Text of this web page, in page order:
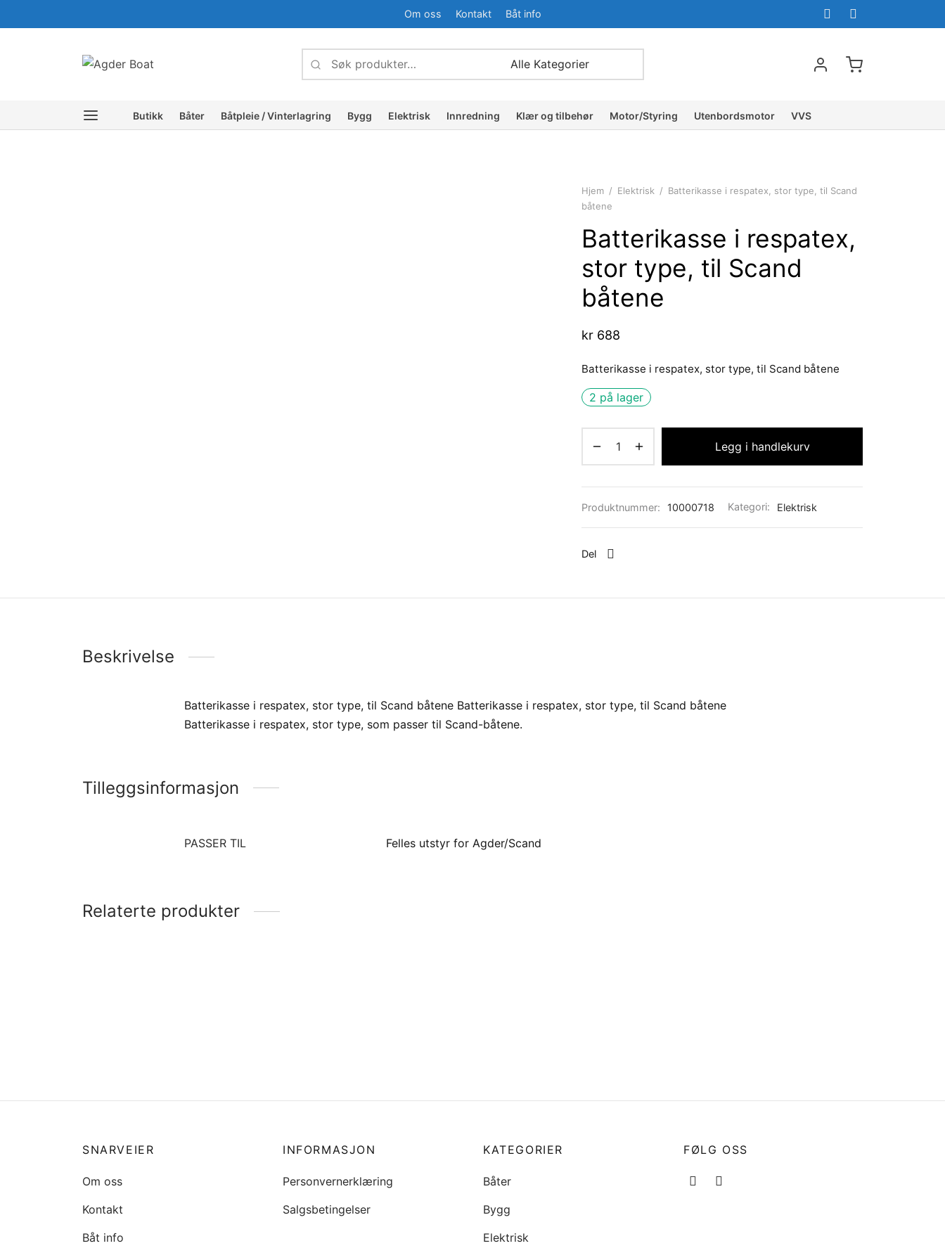
Om oss Kontakt Båt info
etter:
Narrow
category:
Butikk Båter Båtpleie / Vinterlagring Bygg Elektrisk Innredning Klær og tilbehør Motor/Styring Utenbordsmotor VVS
Hjem / Elektrisk / Batterikasse i respatex, stor type, til Scand
båtene
Batterikasse i respatex,
stor type, til Scand
båtene
kr 688
Batterikasse i respatex, stor type, til Scand båtene
2 på lager
Legg i handlekurv
Produktnummer: 10000718 Kategori: Elektrisk
Del
Beskrivelse
Batterikasse i respatex, stor type, til Scand båtene Batterikasse i respatex, stor type, til Scand båtene
Batterikasse i respatex, stor type, som passer til Scand-båtene.
Tilleggsinformasjon
PASSER TIL Felles utstyr for Agder/Scand
Relaterte produkter
SNARVEIER
Om oss
Kontakt
Båt info
INFORMASJON
Personvernerklæring
Salgsbetingelser
KATEGORIER
Båter
Bygg
Elektrisk
FØLG OSS